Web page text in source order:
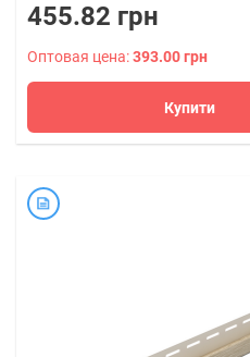
455.82 грн
Оптовая цена:393.00 грн
Купити